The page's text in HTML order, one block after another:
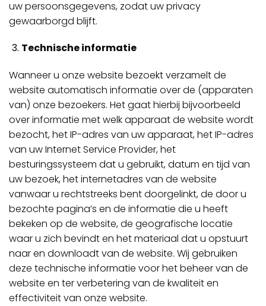
uw persoonsgegevens, zodat uw privacy
gewaarborgd blijft.
Technische informatie
Wanneer u onze website bezoekt verzamelt de
website automatisch informatie over de (apparaten
van) onze bezoekers. Het gaat hierbij bijvoorbeeld
over informatie met welk apparaat de website wordt
bezocht, het IP-adres van uw apparaat, het IP-adres
van uw Internet Service Provider, het
besturingssysteem dat u gebruikt, datum en tijd van
uw bezoek, het internetadres van de website
vanwaar u rechtstreeks bent doorgelinkt, de door u
bezochte pagina’s en de informatie die u heeft
bekeken op de website, de geografische locatie
waar u zich bevindt en het materiaal dat u opstuurt
naar en downloadt van de website. Wij gebruiken
deze technische informatie voor het beheer van de
website en ter verbetering van de kwaliteit en
effectiviteit van onze website.